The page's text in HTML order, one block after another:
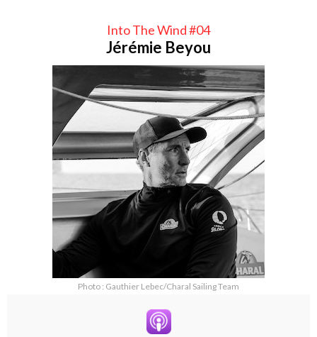
Into The Wind #04
Jérémie Beyou
Photo : Gauthier Lebec/Charal Sailing Team